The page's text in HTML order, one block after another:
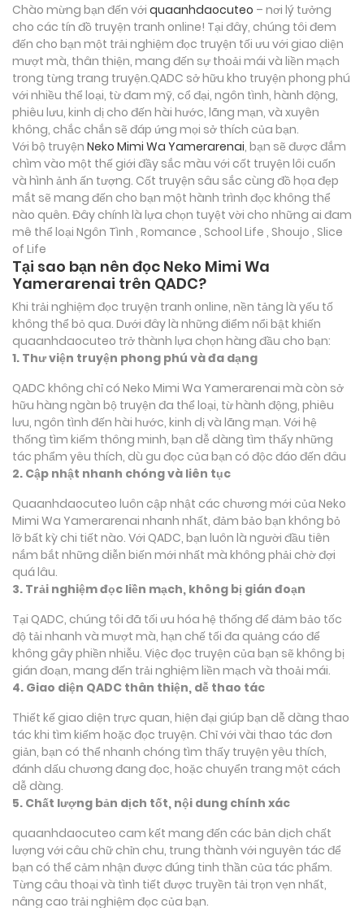
Chào mừng bạn đến với quaanhdaocuteo – nơi lý tưởng
cho các tín đồ truyện tranh online! Tại đây, chúng tôi đem
đến cho bạn một trải nghiệm đọc truyện tối ưu với giao diện
mượt mà, thân thiện, mang đến sự thoải mái và liền mạch
trong từng trang truyện.QADC sở hữu kho truyện phong phú
với nhiều thể loại, từ đam mỹ, cổ đại, ngôn tình, hành động,
phiêu lưu, kinh dị cho đến hài hước, lãng mạn, và xuyên
không, chắc chắn sẽ đáp ứng mọi sở thích của bạn.
Với bộ truyện Neko Mimi Wa Yamerarenai, bạn sẽ được đắm
chìm vào một thế giới đầy sắc màu với cốt truyện lôi cuốn
và hình ảnh ấn tượng. Cốt truyện sâu sắc cùng đồ họa đẹp
mắt sẽ mang đến cho bạn một hành trình đọc không thể
nào quên. Đây chính là lựa chọn tuyệt vời cho những ai đam
mê thể loại Ngôn Tình , Romance , School Life , Shoujo , Slice
of Life
Tại sao bạn nên đọc Neko Mimi Wa
Yamerarenai trên QADC?
Khi trải nghiệm đọc truyện tranh online, nền tảng là yếu tố
không thể bỏ qua. Dưới đây là những điểm nổi bật khiến
quaanhdaocuteo trở thành lựa chọn hàng đầu cho bạn:
1. Thư viện truyện phong phú và đa dạng
QADC không chỉ có Neko Mimi Wa Yamerarenai mà còn sở
hữu hàng ngàn bộ truyện đa thể loại, từ hành động, phiêu
lưu, ngôn tình đến hài hước, kinh dị và lãng mạn. Với hệ
thống tìm kiếm thông minh, bạn dễ dàng tìm thấy những
tác phẩm yêu thích, dù gu đọc của bạn có độc đáo đến đâu
2. Cập nhật nhanh chóng và liên tục
Quaanhdaocuteo luôn cập nhật các chương mới của Neko
Mimi Wa Yamerarenai nhanh nhất, đảm bảo bạn không bỏ
lỡ bất kỳ chi tiết nào. Với QADC, bạn luôn là người đầu tiên
nắm bắt những diễn biến mới nhất mà không phải chờ đợi
quá lâu.
3. Trải nghiệm đọc liền mạch, không bị gián đoạn
Tại QADC, chúng tôi đã tối ưu hóa hệ thống để đảm bảo tốc
độ tải nhanh và mượt mà, hạn chế tối đa quảng cáo để
không gây phiền nhiễu. Việc đọc truyện của bạn sẽ không bị
gián đoạn, mang đến trải nghiệm liền mạch và thoải mái.
4. Giao diện QADC thân thiện, dễ thao tác
Thiết kế giao diện trực quan, hiện đại giúp bạn dễ dàng thao
tác khi tìm kiếm hoặc đọc truyện. Chỉ với vài thao tác đơn
giản, bạn có thể nhanh chóng tìm thấy truyện yêu thích,
đánh dấu chương đang đọc, hoặc chuyển trang một cách
dễ dàng.
5. Chất lượng bản dịch tốt, nội dung chính xác
quaanhdaocuteo cam kết mang đến các bản dịch chất
lượng với câu chữ chỉn chu, trung thành với nguyên tác để
bạn có thể cảm nhận được đúng tinh thần của tác phẩm.
Từng câu thoại và tình tiết được truyền tải trọn vẹn nhất,
nâng cao trải nghiệm đọc của bạn.